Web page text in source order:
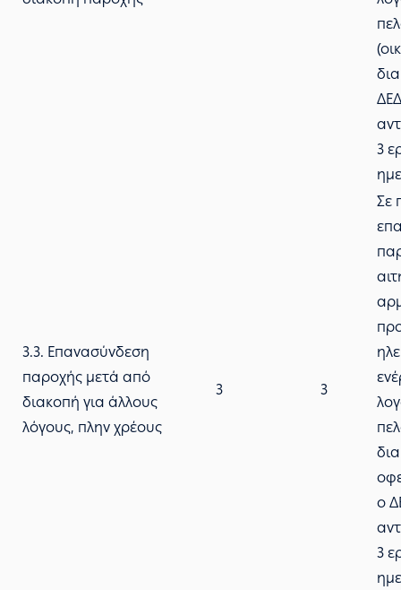
3
3.3. Επανασύνδεση
παροχής μετά από
διακοπή για άλλους
λόγους, πλην χρέους
3 3
Σε
ο
3